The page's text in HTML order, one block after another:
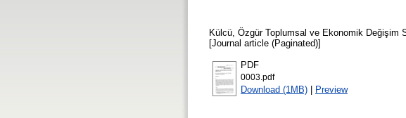
Külcü, ÖzgürToplumsal ve Ekonomik Değişim
[Journal article (Paginated)]
PDF
0003.pdf
Download (1MB) | Preview